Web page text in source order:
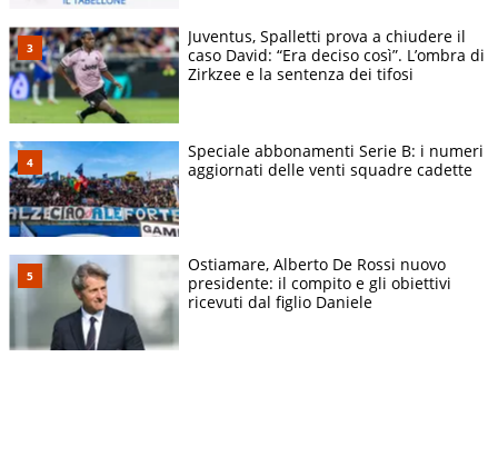
Juventus, Spalletti prova a chiudere il
caso David: “Era deciso così”. L’ombra di
Zirkzee e la sentenza dei tifosi
Speciale abbonamenti Serie B: i numeri
aggiornati delle venti squadre cadette
Ostiamare, Alberto De Rossi nuovo
presidente: il compito e gli obiettivi
ricevuti dal figlio Daniele